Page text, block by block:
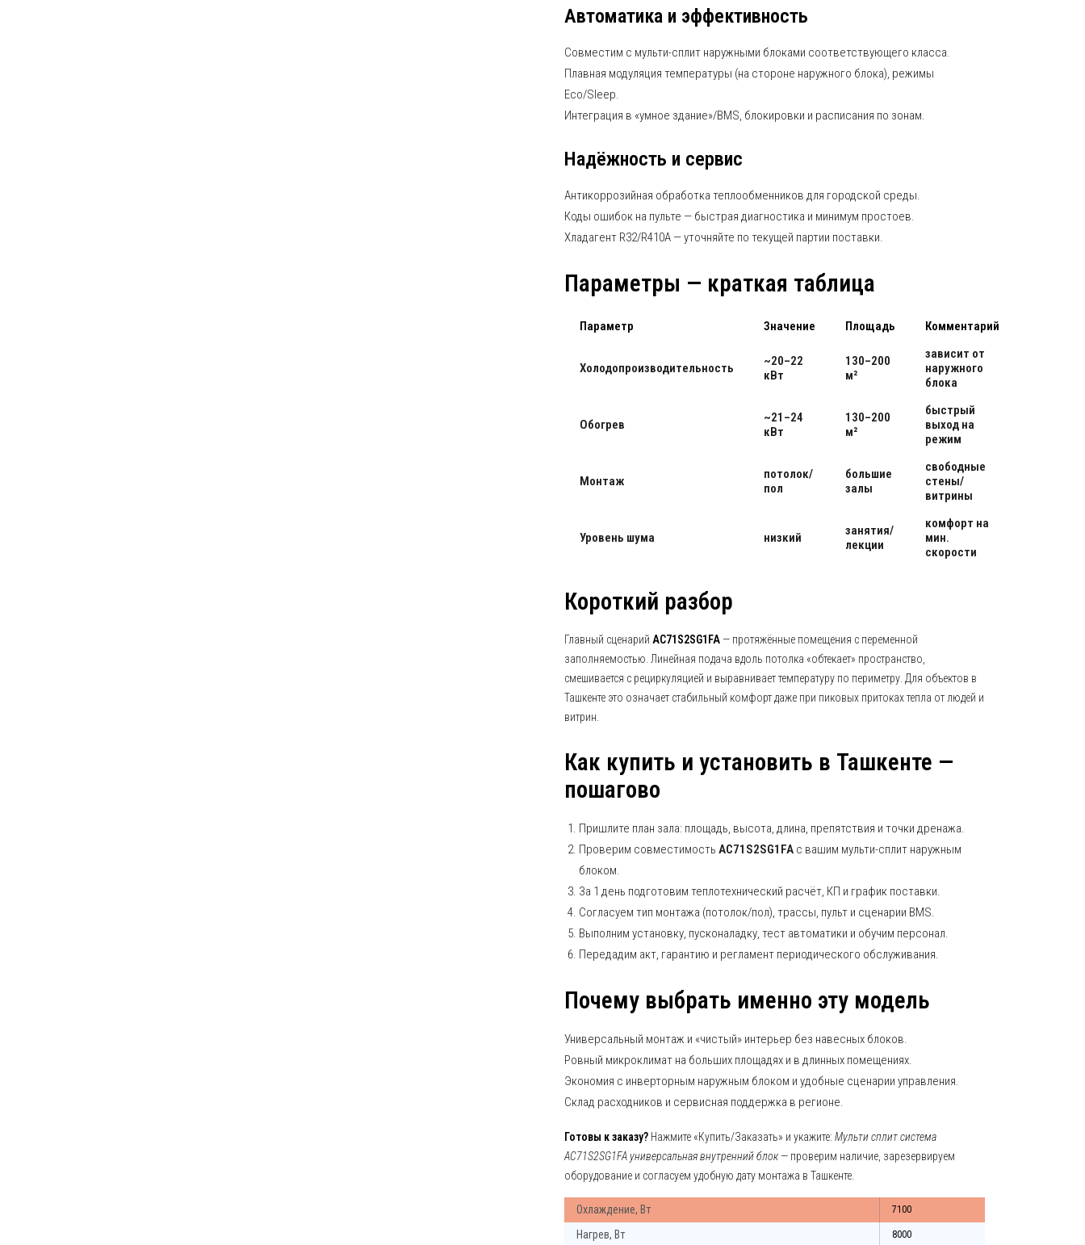
Автоматика и эффективность
Совместим с мульти-сплит наружными блоками соответствующего класса.
Плавная модуляция температуры (на стороне наружного блока), режимы
Eco/Sleep.
Интеграция в «умное здание»/BMS, блокировки и расписания по зонам.
Надёжность и сервис
Антикоррозийная обработка теплообменников для городской среды.
Коды ошибок на пульте — быстрая диагностика и минимум простоев.
Хладагент R32/R410A — уточняйте по текущей партии поставки.
Параметры — краткая таблица
Параметр Значение Площадь Комментарий
Холодопроизводительность
~20–22
кВт
130–200
м²
зависит от
наружного
блока
Обогрев
~21–24
кВт
130–200
м²
быстрый
выход на
режим
Монтаж
потолок/
пол
большие
залы
свободные
стены/
витрины
Уровень шума низкий
занятия/
лекции
комфорт на
мин.
скорости
Короткий разбор
Главный сценарий AC71S2SG1FA — протяжённые помещения с переменной
заполняемостью. Линейная подача вдоль потолка «обтекает» пространство,
смешивается с рециркуляцией и выравнивает температуру по периметру. Для объектов в
Ташкенте это означает стабильный комфорт даже при пиковых притоках тепла от людей и
витрин.
Как купить и установить в Ташкенте —
пошагово
Пришлите план зала: площадь, высота, длина, препятствия и точки дренажа.
Проверим совместимость AC71S2SG1FA с вашим мульти-сплит наружным
блоком.
За 1 день подготовим теплотехнический расчёт, КП и график поставки.
Согласуем тип монтажа (потолок/пол), трассы, пульт и сценарии BMS.
Выполним установку, пусконаладку, тест автоматики и обучим персонал.
Передадим акт, гарантию и регламент периодического обслуживания.
Почему выбрать именно эту модель
Универсальный монтаж и «чистый» интерьер без навесных блоков.
Ровный микроклимат на больших площадях и в длинных помещениях.
Экономия с инверторным наружным блоком и удобные сценарии управления.
Склад расходников и сервисная поддержка в регионе.
Готовы к заказу? Нажмите «Купить/Заказать» и укажите: Мульти сплит система
AC71S2SG1FA универсальная внутренний блок — проверим наличие, зарезервируем
оборудование и согласуем удобную дату монтажа в Ташкенте.
Охлаждение, Вт 7100
Нагрев, Вт 8000